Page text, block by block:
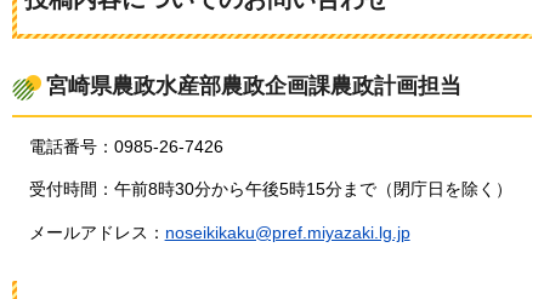
宮崎県農政水産部農政企画課農政計画担当
電話番号：0985-26-7426
受付時間：午前8時30分から午後5時15分まで（閉庁日を除く）
メールアドレス： noseikikaku@pref.miyazaki.lg.jp